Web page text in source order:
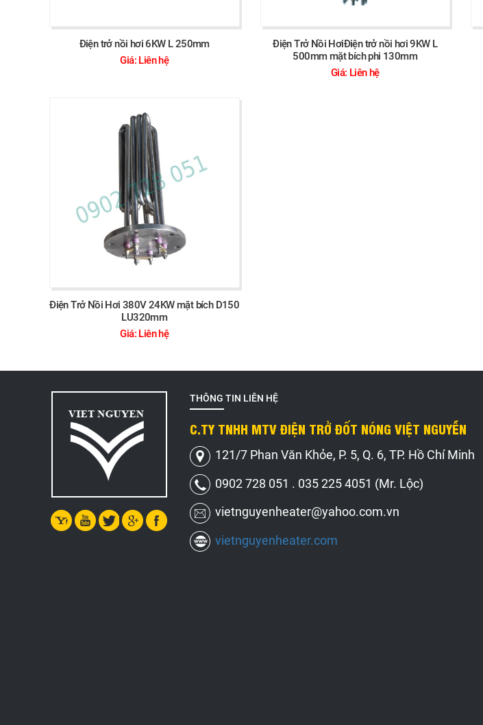
Điện trở nồi hơi 6KW L 250mm
Giá: Liên hệ
Điện Trở Nồi HơiĐiện trở nồi hơi 9KW L
500mm mặt bích phi 130mm
Giá: Liên hệ
Điện Trở Nồi Hơi 380V 24KW mặt bích D150
LU320mm
Giá: Liên hệ
THÔNG TIN LIÊN HỆ
C.TY TNHH MTV ĐIỆN TRỞ ĐỐT NÓNG VIỆT NGUYỄN
121/7 Phan Văn Khỏe, P. 5, Q. 6, TP. Hồ Chí Minh
0902 728 051 . 035 225 4051 (Mr. Lộc)
vietnguyenheater@yahoo.com.vn
vietnguyenheater.com